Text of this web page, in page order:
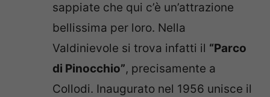
sappiate che qui c’è un’attrazione
bellissima per loro. Nella
Valdinievole si trova infatti il “Parco
di Pinocchio”, precisamente a
Collodi. Inaugurato nel 1956 unisce il